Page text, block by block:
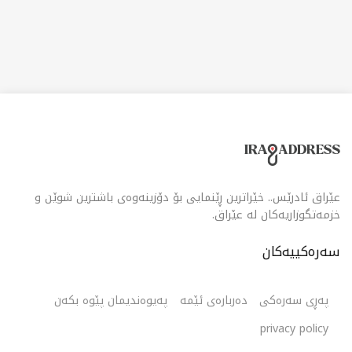
عێراق ئادرێس.. خێراترین ڕێنمایی بۆ دۆزینەوەی باشترین شوێن و
خزمەتگوزاریەکان لە عێراق.
سەرەکییەکان
پەڕی سەرەکی دەربارەی ئێمە
پەیوەندیمان پێوە بکەن
privacy policy